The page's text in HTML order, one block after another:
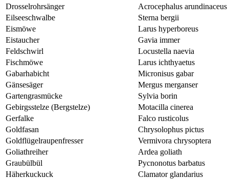
Drosselrohrsänger
Acrocephalus arundinaceus
Eilseeschwalbe
Sterna bergii
Eismöwe
Larus hyperboreus
Eistaucher
Gavia immer
Feldschwirl
Locustella naevia
Fischmöwe
Larus ichthyaetus
Gabarhabicht
Micronisus gabar
Gänsesäger
Mergus merganser
Gartengrasmücke
Sylvia borin
Gebirgsstelze (Bergstelze)
Motacilla cinerea
Gerfalke
Falco rusticolus
Goldfasan
Chrysolophus pictus
Goldflügelraupenfresser
Vermivora chrysoptera
Goliathreiher
Ardea goliath
Graubülbül
Pycnonotus barbatus
Häherkuckuck
Clamator glandarius